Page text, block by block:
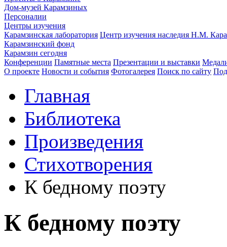
Дом-музей Карамзиных
Персоналии
Центры изучения
Карамзинская лаборатория Центр изучения наследия Н.М.
Карамзинский фонд
Карамзин сегодня
Конференции Памятные места Презентации и выставки
О проекте Новости и события Фотогалерея Поиск по сайту
Главная
Библиотека
Произведения
Стихотворения
К бедному поэту
К бедному поэту